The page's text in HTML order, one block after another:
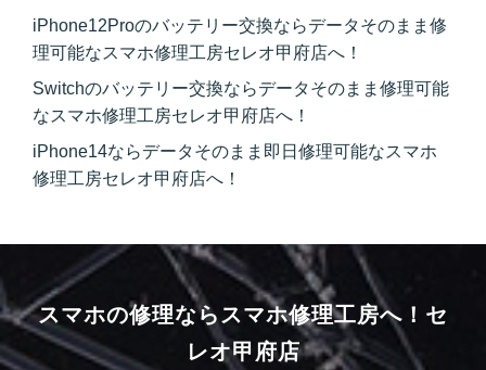
iPhone12Proのバッテリー交換ならデータそのまま修
理可能なスマホ修理工房セレオ甲府店へ！
Switchのバッテリー交換ならデータそのまま修理可能
なスマホ修理工房セレオ甲府店へ！
iPhone14ならデータそのまま即日修理可能なスマホ
修理工房セレオ甲府店へ！
スマホの修理ならスマホ修理工房へ！ セ
レオ甲府店